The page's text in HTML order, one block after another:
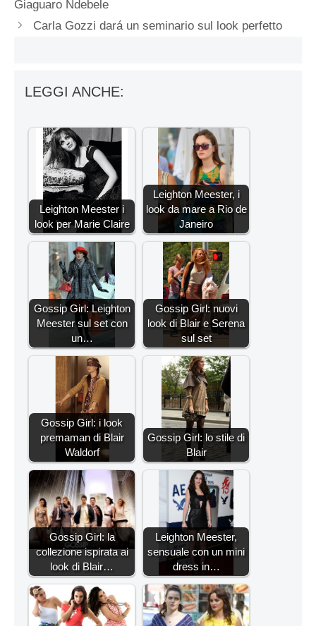
Giaguaro Ndebele
Carla Gozzi dará un seminario sul look perfetto
LEGGI ANCHE:
Leighton Meester i
look per Marie Claire
Leighton Meester, i
look da mare a Rio de
Janeiro
Gossip Girl: Leighton
Meester sul set con
un…
Gossip Girl: nuovi
look di Blair e Serena
sul set
Gossip Girl: i look
premaman di Blair
Waldorf
Gossip Girl: lo stile di
Blair
Gossip Girl: la
collezione ispirata ai
look di Blair…
Leighton Meester,
sensuale con un mini
dress in…